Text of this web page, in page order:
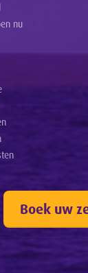
nu
Boek uw